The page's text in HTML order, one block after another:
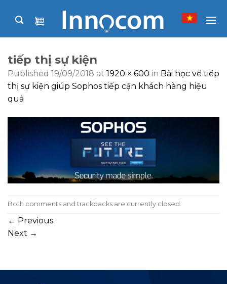
tiếp thị sự kiện
Published 19/09/2018 at 1920 × 600 in Bài học về tiếp
thị sự kiện giúp Sophos tiếp cận khách hàng hiệu
quả
Both comments and trackbacks are currently closed.
← Previous
Next →